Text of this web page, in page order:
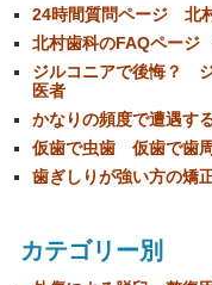
24時間質問ページ 北
北村歯科のFAQペー
ジルコニアで後悔？
医者
かなりの頻度で遭遇す
仮歯で虫歯 仮歯で歯
歯ぎしりが強い方の矯
カテゴリー別